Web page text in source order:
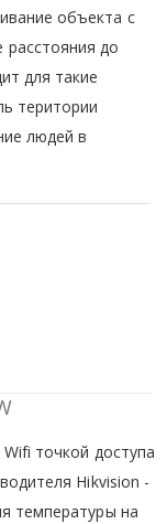
объекта с
до
для такие
територии
людей в
точкой доступа
Hikvision -
температуры на